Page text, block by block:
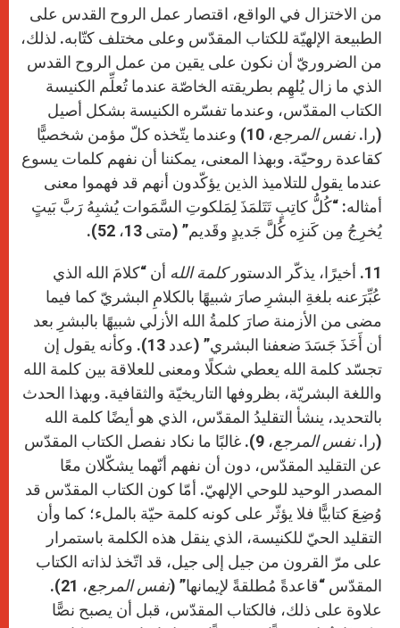
من الاختزال في الواقع، اقتصار عمل الروح القدس على
الطبيعة الإلهيّة للكتاب المقدّس وعلى مختلف كتّابه. لذلك،
من الضروريّ أن نكون على يقين من عمل الروح القدس
الذي ما زال يُلهِم بطريقته الخاصّة عندما تُعلِّم الكنيسة
الكتاب المقدّس، وعندما تفسّره الكنيسة بشكل أصيل
(را.نفس المرجع
، 10) وعندما يتّخذه كلّ مؤمن شخصيًّا
كقاعدة روحيّة. وبهذا المعنى، يمكننا أن نفهم كلمات يسوع
عندما يقول للتلاميذ الذين يؤكّدون أنهم قد فهموا معنى
أمثاله: “كُلُّ كاتِبٍ تَتَلمَذَ لِمَلكوتِ السَّمَوات يُشبِهُ رَبَّ بَيتٍ
يُخرِجُ مِن كَنزِه كُلَّ جَديدٍ وقَديم” (متى 13، 52).
11. أخيرًا، يذكّر الدستور كلمة الله أن “كلامَ الله الذي
عُبِّرَعنه بلغةِ البشرِ صارَ شبيهًا بالكلامِ البشريّ كما فيما
مضى من الأزمنة صارَ كلمةُ الله الأزلي شبيهًا بالبشرِ بعد
أن أَخَذَ جَسَدَ ضعفنا البشري” (عدد 13). وكأنه يقول إن
تجسّد كلمة الله يعطي شكلًا ومعنى للعلاقة بين كلمة الله
واللغة البشريّة، بظروفها التاريخيّة والثقافية. وبهذا الحدث
بالتحديد، ينشأ التقليدُ المقدّس، الذي هو أيضًا كلمة الله
(را.نفس المرجع
، 9). غالبًا ما نكاد نفصل الكتاب المقدّس
عن التقليد المقدّس، دون أن نفهم أنّهما يشكّلان معًا
المصدر الوحيد للوحي الإلهيّ. أمّا كون الكتاب المقدّس قد
وُضِعَ كتابيًّا فلا يؤثّر على كونه كلمة حيّة بالملء؛ كما وأن
التقليد الحيّ للكنيسة، الذي ينقل هذه الكلمة باستمرار
على مرّ القرون من جيل إلى جيل، قد اتّخذ لذاته الكتاب
المقدّس “قاعدةً مُطلقةً لإيمانها” (نفس المرجع
، 21).
علاوة على ذلك، فالكتاب المقدّس، قبل أن يصبح نصًّا